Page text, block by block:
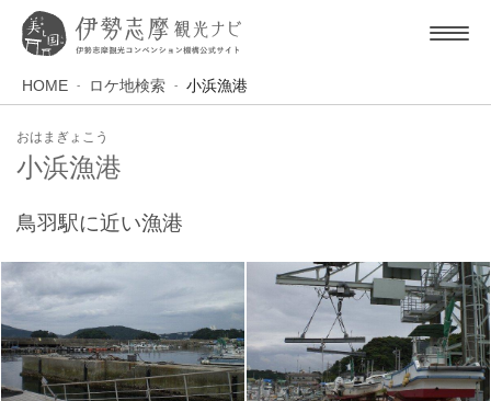
HOME ロケ地検索 小浜漁港
おはまぎょこう
小浜漁港
鳥羽駅に近い漁港